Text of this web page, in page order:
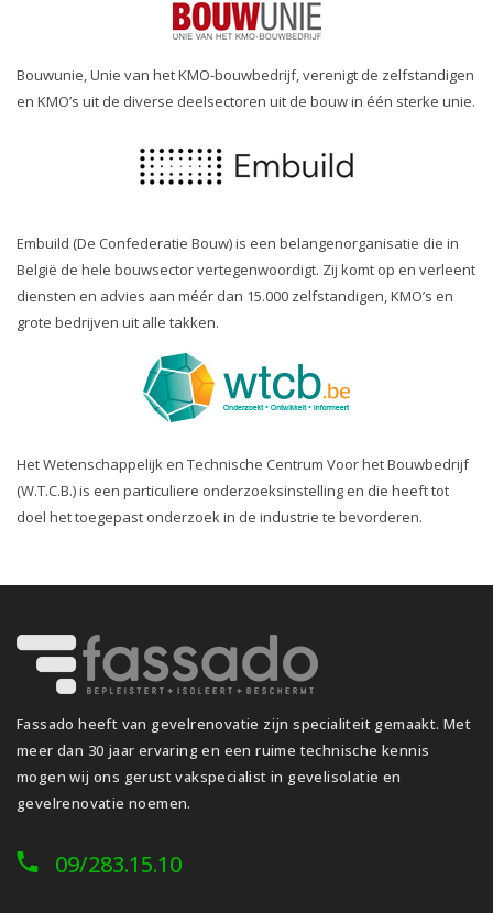
Bouwunie, Unie van het KMO-bouwbedrijf, verenigt de zelfstandigen
en KMO’s uit de diverse deelsectoren uit de bouw in één sterke unie.
Embuild (De Confederatie Bouw) is een belangenorganisatie die in
België de hele bouwsector vertegenwoordigt. Zij komt op en verleent
diensten en advies aan méér dan 15.000 zelfstandigen, KMO’s en
grote bedrijven uit alle takken.
Het Wetenschappelijk en Technische Centrum Voor het Bouwbedrijf
(W.T.C.B.) is een particuliere onderzoeksinstelling en die heeft tot
doel het toegepast onderzoek in de industrie te bevorderen.
Fassado heeft van gevelrenovatie zijn specialiteit gemaakt. Met
meer dan 30 jaar ervaring en een ruime technische kennis
mogen wij ons gerust vakspecialist in gevelisolatie en
gevelrenovatie noemen.
09/283.15.10